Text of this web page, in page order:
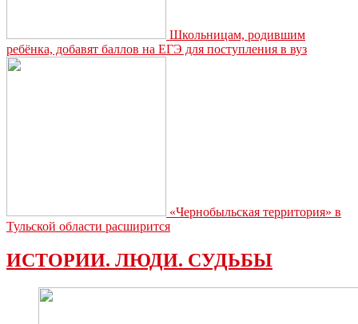
Школьницам, родившим
ребёнка, добавят баллов на ЕГЭ для поступления в вуз
«Чернобыльская территория» в
Тульской области расширится
ИСТОРИИ. ЛЮДИ. СУДЬБЫ